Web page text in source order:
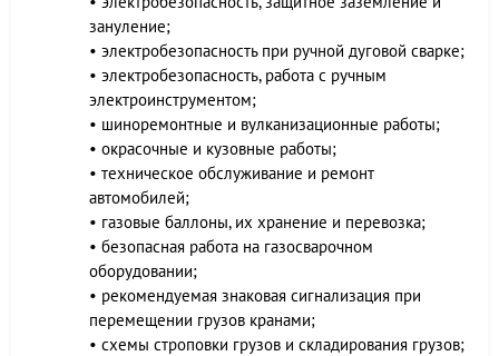
зануление;
• электробезопасность при ручной дуговой сварке;
• электробезопасность, работа с ручным
электроинструментом;
• шиноремонтные и вулканизационные работы;
• окрасочные и кузовные работы;
• техническое обслуживание и ремонт
автомобилей;
• газовые баллоны, их хранение и перевозка;
• безопасная работа на газосварочном
оборудовании;
• рекомендуемая знаковая сигнализация при
перемещении грузов кранами;
• схемы строповки грузов и складирования грузов;